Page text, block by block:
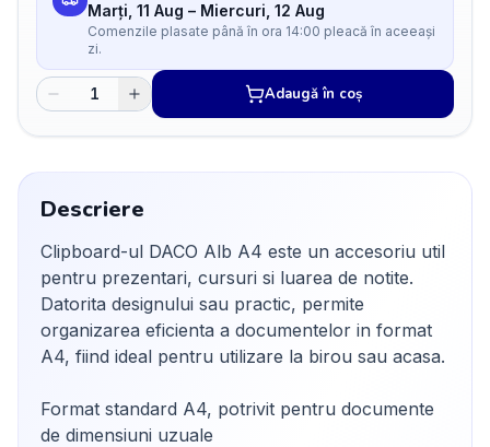
Marți, 11 Aug – Miercuri, 12 Aug
Comenzile plasate până în ora 14:00 pleacă în aceeași
zi.
Adaugă în coș
Descriere
Clipboard-ul DACO Alb A4 este un accesoriu util
pentru prezentari, cursuri si luarea de notite.
Datorita designului sau practic, permite
organizarea eficienta a documentelor in format
A4, fiind ideal pentru utilizare la birou sau acasa.
Format standard A4, potrivit pentru documente
de dimensiuni uzuale